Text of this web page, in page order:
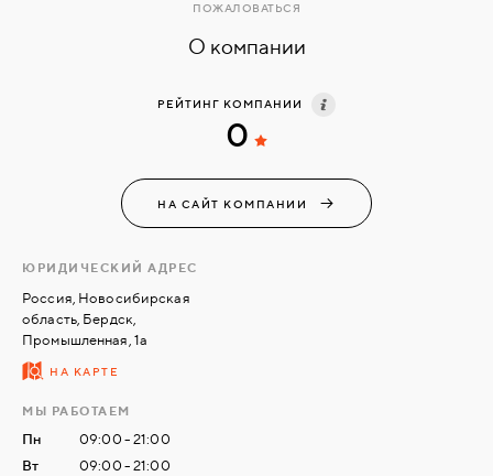
ЗАВКИ
СТАТЬИ
СВЯЗАТЬСЯ
НАМИ
О компании
ПОЖАЛОВАТЬСЯ
РЕЙТИНГ КОМПАНИИ
0
НА САЙТ КОМПАНИИ
ЮРИДИЧЕСКИЙ АДРЕС
Россия, Новосибирская
область, Бердск,
Промышленная, 1а
НА КАРТЕ
МЫ РАБОТАЕМ
Пн
09:00 - 21:00
Вт
09:00 - 21:00